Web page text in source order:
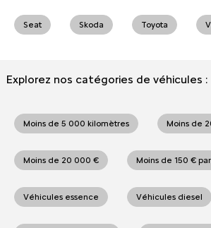
Seat Skoda Toyota
Explorez nos catégories de véhicules :
Moins de 5 000 kilomètres Moins de
Moins de 20 000 € Moins de 150 €
Véhicules essence Véhicules diesel